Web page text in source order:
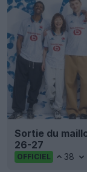
Sortie du
26-27
OFFICIEL 38